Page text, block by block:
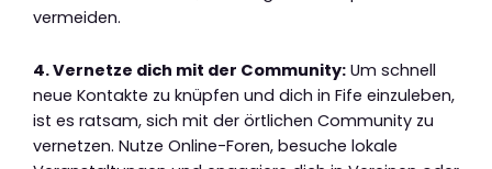
vermeiden.
4. Vernetze dich mit der Community: Um schnell
neue Kontakte zu knüpfen und dich in Fife einzuleben,
ist es ratsam, sich mit der örtlichen Community zu
vernetzen. Nutze Online-Foren, besuche lokale